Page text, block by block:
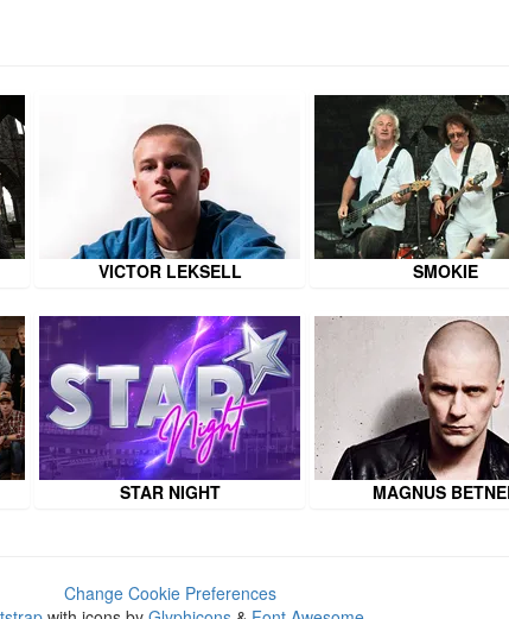
VICTOR LEKSELL SMOKIE
STAR NIGHT MAGNUS
Change Cookie Preferences